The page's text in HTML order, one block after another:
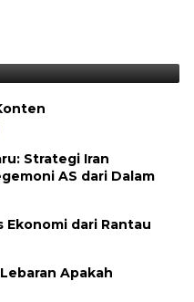
Jepang Selalu
Strategi Iran
AS dari Dalam
Ekonomi dari Rantau
Apakah